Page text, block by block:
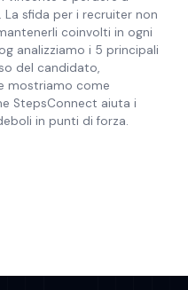
sfida per i recruiter non
coinvolti in ogni
analizziamo i 5 principali
del candidato,
mostriamo come
StepsConnect aiuta i
in punti di forza.